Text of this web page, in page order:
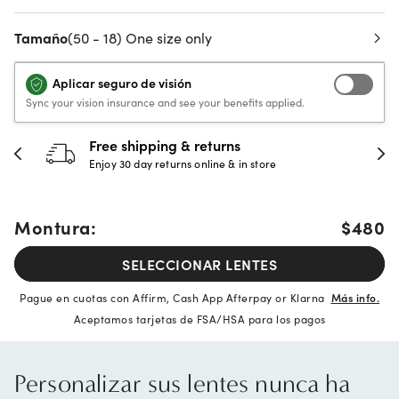
Tamaño(50 - 18) One size only
Aplicar seguro de visión
Sync your vision insurance and see your benefits applied.
Free shipping & returns
Enjoy 30 day returns online & in store
Montura: $480
SELECCIONAR LENTES
Pague en cuotas con Affirm, Cash App Afterpay or Klarna Más info.
Aceptamos tarjetas de FSA/HSA para los pagos
Personalizar sus lentes nunca ha